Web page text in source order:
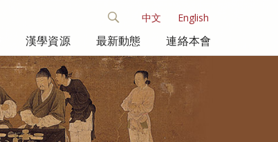
中文 English
漢學資源 最新動態 連絡本會